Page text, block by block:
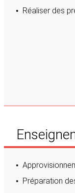
Réaliser des
Préparation